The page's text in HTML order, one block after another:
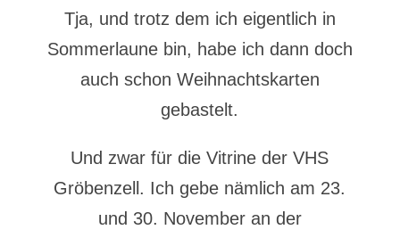
Tja, und trotz dem ich eigentlich in
Sommerlaune bin, habe ich dann doch
auch schon Weihnachtskarten
gebastelt.
Und zwar für die Vitrine der VHS
Gröbenzell. Ich gebe nämlich am 23.
und 30. November an der